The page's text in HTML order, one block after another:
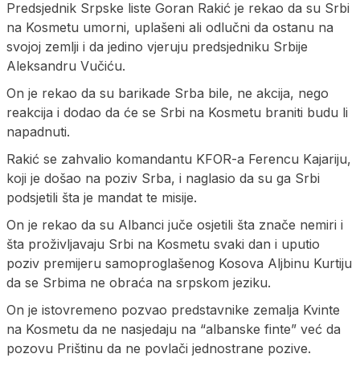
Predsjednik Srpske liste Goran Rakić je rekao da su Srbi
na Kosmetu umorni, uplašeni ali odlučni da ostanu na
svojoj zemlji i da jedino vjeruju predsjedniku Srbije
Aleksandru Vučiću.
On je rekao da su barikade Srba bile, ne akcija, nego
reakcija i dodao da će se Srbi na Kosmetu braniti budu li
napadnuti.
Rakić se zahvalio komandantu KFOR-a Ferencu Kajariju,
koji je došao na poziv Srba, i naglasio da su ga Srbi
podsjetili šta je mandat te misije.
On je rekao da su Albanci juče osjetili šta znače nemiri i
šta proživljavaju Srbi na Kosmetu svaki dan i uputio
poziv premijeru samoproglašenog Kosova Aljbinu Kurtiju
da se Srbima ne obraća na srpskom jeziku.
On je istovremeno pozvao predstavnike zemalja Kvinte
na Kosmetu da ne nasjedaju na “albanske finte” već da
pozovu Prištinu da ne povlači jednostrane pozive.